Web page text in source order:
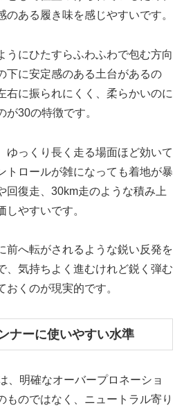
ある履き味を感じやすいです。
うにひたすらふわふわで包む方向
下に安定感のある土台があるの
右に振られにくく、柔らかいのに
30の特徴です。
ゆっくり長く走る場面ほど効いて
トロールが雑になっても着地が暴
回復走、30km走のような積み上
しやすいです。
前へ転がされるような鋭い反発を
、気持ちよく進むけれど鋭く弾む
おくのが現実的です。
ナーに使いやすい水準
、明確なオーバープロネーショ
ものではなく、ニュートラル寄り